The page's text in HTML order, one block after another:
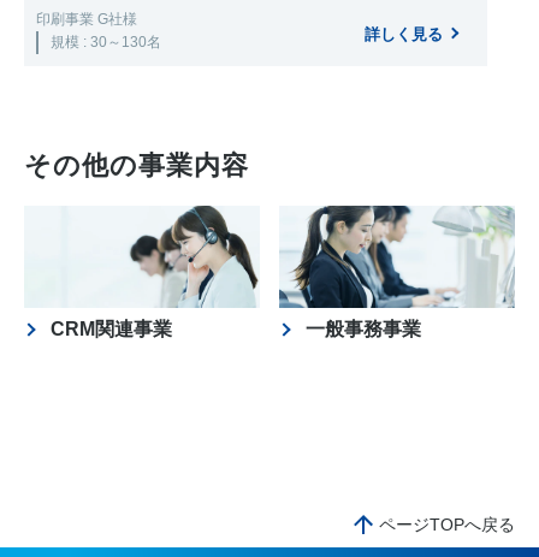
印刷事業 G社様
規模 : 30～130名
詳しく見る
その他の事業内容
CRM関連事業 一般事務事業
ページTOPへ戻る